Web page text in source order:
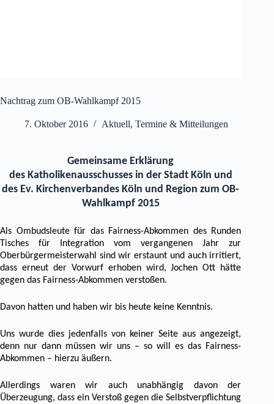
Nachtrag zum OB-Wahlkampf 2015
7. Oktober 2016 Aktuell, Termine & Mitteilungen
Gemeinsame Erklärung
des Katholikenausschusses in der Stadt Köln und
des Ev. Kirchenverbandes Köln und Region zum OB-
Wahlkampf 2015
Als Ombudsleute für das Fairness-Abkommen des Runden
Tisches für Integration vom vergangenen Jahr zur
Oberbürgermeisterwahl sind wir erstaunt und auch irritiert,
dass erneut der Vorwurf erhoben wird, Jochen Ott hätte
gegen das Fairness-Abkommen verstoßen.
Davon hatten und haben wir bis heute keine Kenntnis.
Uns wurde dies jedenfalls von keiner Seite aus angezeigt,
denn nur dann müssen wir uns – so will es das Fairness-
Abkommen – hierzu äußern.
Allerdings waren wir auch unabhängig davon der
Überzeugung, dass ein Verstoß gegen die Selbstverpflichtung